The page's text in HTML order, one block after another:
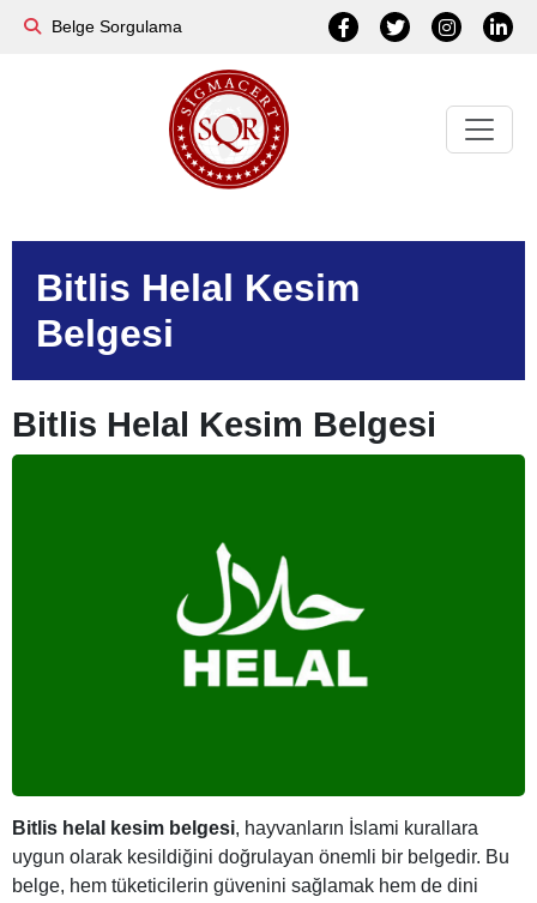
Belge Sorgulama
Bitlis Helal Kesim
Belgesi
Bitlis Helal Kesim Belgesi
Bitlis helal kesim belgesi, hayvanların İslami kurallara
uygun olarak kesildiğini doğrulayan önemli bir belgedir. Bu
belge, hem tüketicilerin güvenini sağlamak hem de dini